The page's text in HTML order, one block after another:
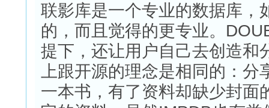
联影库是一个专业的数据库，
的，而且觉得的更专业。
提下，还让用户自己去创造和
上跟开源的理念是相同的：
一本书，有了资料却缺少封面